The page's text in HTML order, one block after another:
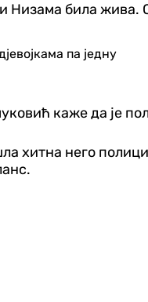
Низама била жива.
каже да је
хитна него